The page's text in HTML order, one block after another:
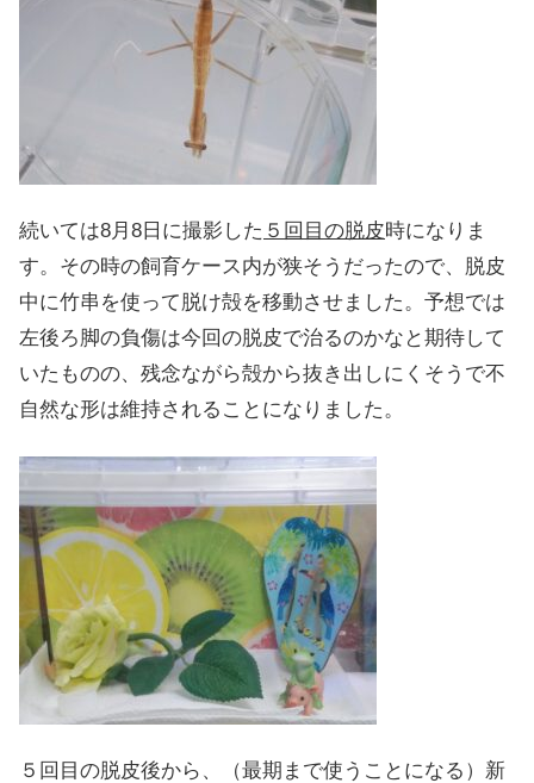
続いては8月8日に撮影した ５回目の脱皮時になりま
す。その時の飼育ケース内が狭そうだったので、脱皮
中に竹串を使って脱け殻を移動させました。予想では
左後ろ脚の負傷は今回の脱皮で治るのかなと期待して
いたものの、残念ながら殻から抜き出しにくそうで不
自然な形は維持されることになりました。
５回目の脱皮後から、（最期まで使うことになる）新